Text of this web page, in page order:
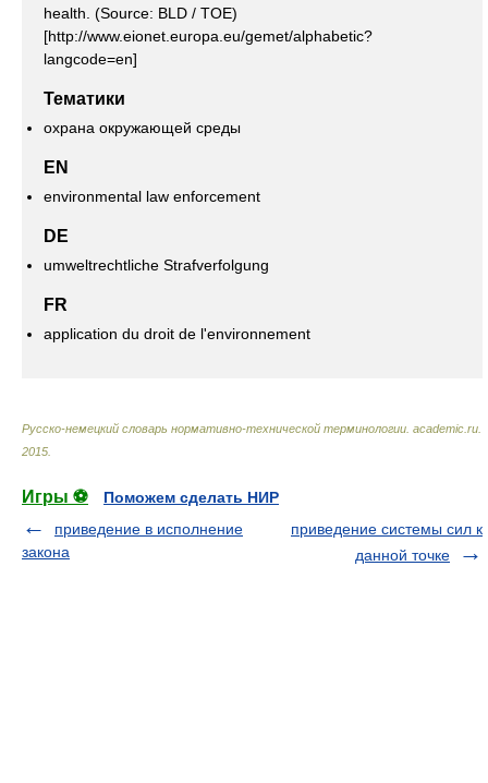
health. (Source: BLD / TOE)
[http://www.eionet.europa.eu/gemet/alphabetic?
langcode=en]
Тематики
охрана окружающей среды
EN
environmental law enforcement
DE
umweltrechtliche Strafverfolgung
FR
application du droit de l'environnement
Русско-немецкий словарь нормативно-технической терминологии academic.ru
2015
Игры ⚽
Поможем сделать НИР
приведение в исполнение
закона
приведение системы сил к
данной точке